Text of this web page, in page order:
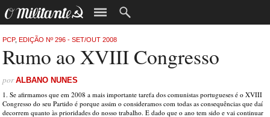
PCP,EDIÇÃO Nº 296 - SET/OUT 2008
Rumo ao XVIII Congresso
porALBANO NUNES
1. Se afirmamos que em 2008 a mais importante tarefa dos comunistas portugueses é o XVIII
Congresso do seu Partido é porque assim o consideramos com todas as consequências que daí
decorrem quanto às prioridades do nosso trabalho. E dado que o ano tem sido e vai continuar